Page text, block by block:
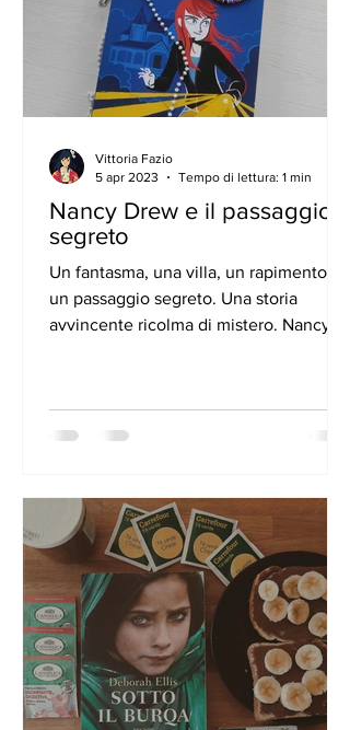
Nancy Drew e il passaggio
segreto
Un fantasma, una villa, un rapimento e
un passaggio segreto. Una storia
avvincente ricolma di mistero. Nancy è
Vittoria Fazio
5 apr 2023
Tempo di lettura: 1 min